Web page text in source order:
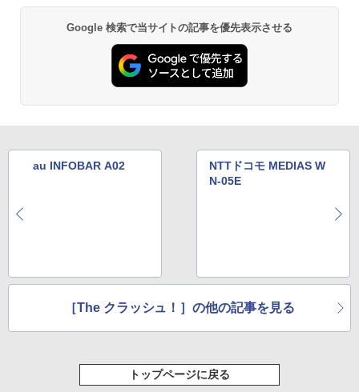
Google 検索で当サイトの記事を優先表示させる
au INFOBAR A02
NTTドコモ MEDIAS W
N-05E
［The クラッシュ！］の他の記事を見る
トップページに戻る